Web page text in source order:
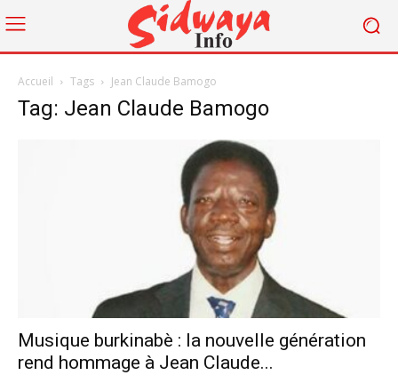
Accueil Tags Jean Claude Bamogo
Tag: Jean Claude Bamogo
Musique burkinabè : la nouvelle génération
rend hommage à Jean Claude...